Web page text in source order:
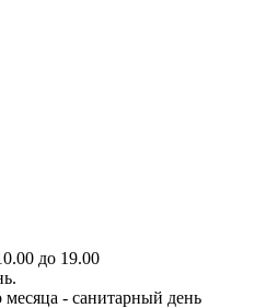
до 19.00
- санитарный день